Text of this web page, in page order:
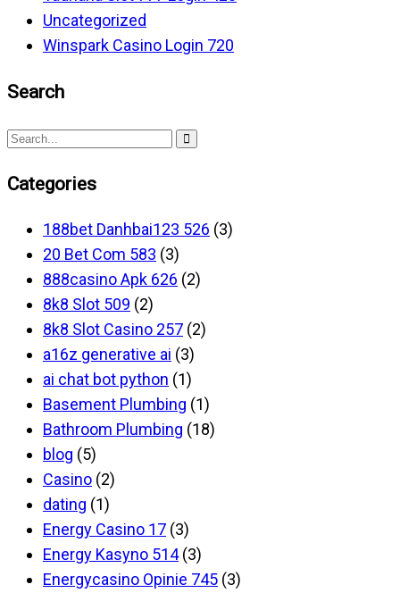
Uncategorized
Winspark Casino Login 720
Search
Categories
188bet Danhbai123 526 (3)
20 Bet Com 583 (3)
888casino Apk 626 (2)
8k8 Slot 509 (2)
8k8 Slot Casino 257 (2)
a16z generative ai (3)
ai chat bot python (1)
Basement Plumbing (1)
Bathroom Plumbing (18)
blog (5)
Casino (2)
dating (1)
Energy Casino 17 (3)
Energy Kasyno 514 (3)
Energycasino Opinie 745 (3)